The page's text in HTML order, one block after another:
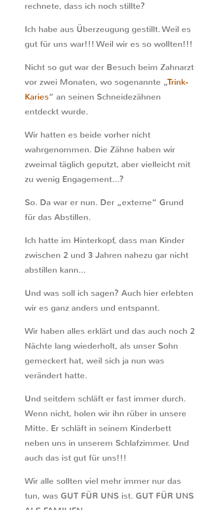
rechnete, dass ich noch stillte?
Ich habe aus Überzeugung gestillt. Weil es
gut für uns war!!! Weil wir es so wollten!!!
Nicht so gut war der Besuch beim Zahnarzt
vor zwei Monaten, wo sogenannte „Trink-
Karies“ an seinen Schneidezähnen
entdeckt wurde.
Wir hatten es beide vorher nicht
wahrgenommen. Die Zähne haben wir
zweimal täglich geputzt, aber vielleicht mit
zu wenig Engagement…?
So. Da war er nun. Der „externe“ Grund
für das Abstillen.
Ich hatte im Hinterkopf, dass man Kinder
zwischen 2 und 3 Jahren nahezu gar nicht
abstillen kann…
Und was soll ich sagen? Auch hier erlebten
wir es ganz anders und entspannt.
Wir haben alles erklärt und das auch noch 2
Nächte lang wiederholt, als unser Sohn
gemeckert hat, weil sich ja nun was
verändert hatte.
Und seitdem schläft er fast immer durch.
Wenn nicht, holen wir ihn rüber in unsere
Mitte. Er schläft in seinem Kinderbett
neben uns in unserem Schlafzimmer. Und
auch das ist gut für uns!!!
Wir alle sollten viel mehr immer nur das
tun, was GUT FÜR UNS ist. GUT FÜR UNS